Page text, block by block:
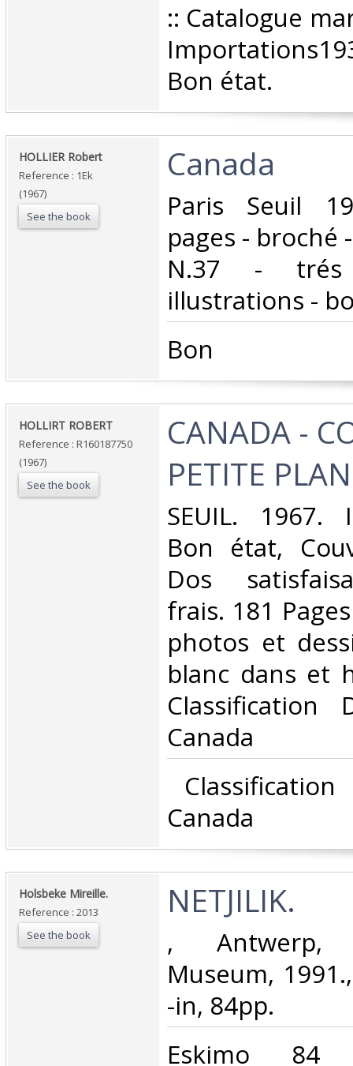
‎:: Catalogue
Bon état. ‎
‎HOLLIER Robert‎
Reference : 1Ek
(1967)
See the book
‎Canada‎
‎Paris Seuil
pages - broché
N.37 - trés
illustrations -
‎Bon ‎
‎HOLLIRT ROBERT‎
Reference : R160187750
(1967)
See the book
‎CANADA -
PETITE
‎SEUIL. 1967.
Bon état,
Dos
frais. 181
photos et
blanc dans et
Classification
Canada‎
Canada‎
‎Holsbeke Mireille.‎
Reference : 2013
See the book
‎NETJILIK.‎
‎, Antwerp,
Museum,
-in, 84pp.‎
‎Eskimo 84